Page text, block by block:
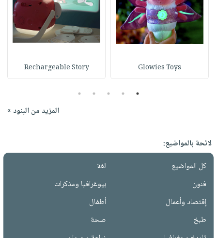
Glowies Toys
Rechargeable Story
1
2
3
4
5
المزيد من البنود »
لائحة بالمواضيع:
كل المواضيع
لغة
فنون
بيوغرافيا ومذكرات
إقتصاد وأعمال
أطفال
طبخ
صحة